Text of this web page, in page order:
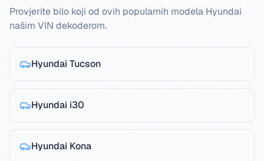
Provjerite bilo koji od ovih popularnih modela Hyundai
našim VIN dekoderom.
Hyundai Tucson
Hyundai i30
Hyundai Kona